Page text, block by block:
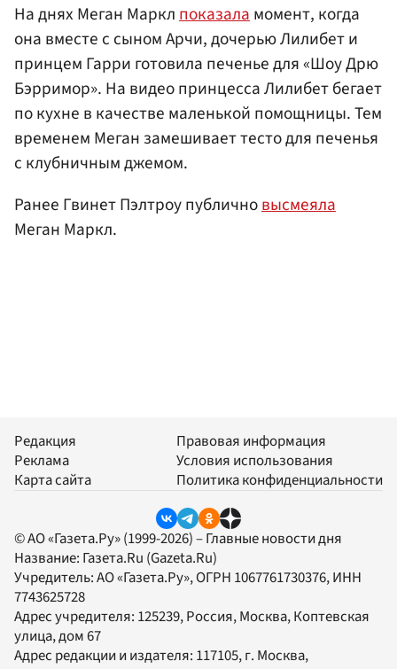
На днях Меган Марклпоказаламомент, когда
она вместе с сыном Арчи, дочерью Лилибет и
принцем Гарри готовила печенье для «Шоу Дрю
Бэрримор». На видео принцесса Лилибет бегает
по кухне в качестве маленькой помощницы. Тем
временем Меган замешивает тесто для печенья
с клубничным джемом.
Ранее Гвинет Пэлтроу публичновысмеяла
Меган Маркл.
Редакция
Реклама
Карта сайта
Правовая информация
Условия использования
Политика конфиденциальности
© АО «Газета.Ру» (1999-2026) – Главные новости дня
Название: Газета.Ru (Gazeta.Ru)
Учредитель:АО «Газета.Ру», ОГРН 1067761730376, ИНН
7743625728
Адрес учредителя: 125239, Россия, Москва, Коптевская
улица, дом 67
Адрес редакции и издателя: 117105, г. Москва,